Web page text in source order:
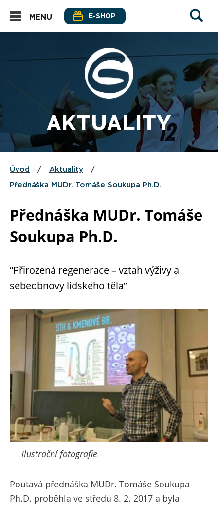
MENU E-SHOP
AKTUALITY
Úvod / Aktuality /
Přednáška MUDr. Tomáše Soukupa Ph.D.
Přednáška MUDr. Tomáše
Soukupa Ph.D.
“Přirozená regenerace – vztah výživy a
sebeobnovy lidského těla”
Ilustrační fotografie
Poutavá přednáška MUDr. Tomáše Soukupa
Ph.D. proběhla ve středu 8. 2. 2017 a byla